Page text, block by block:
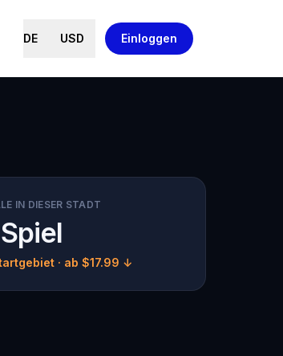
DE USD Einloggen
IN DIESER STADT
· ab $17.99 ↓